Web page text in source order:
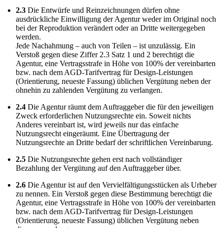
2.3 Die Entwürfe und Reinzeichnungen dürfen ohne
ausdrückliche Einwilligung der Agentur weder im Original noch
bei der Reproduktion verändert oder an Dritte weitergegeben
werden.
Jede Nachahmung – auch von Teilen – ist unzulässig. Ein
Verstoß gegen diese Ziffer 2.3 Satz 1 und 2 berechtigt die
Agentur, eine Vertragsstrafe in Höhe von 100% der vereinbarten
bzw. nach dem AGD-Tarifvertrag für Design-Leistungen
(Orientierung, neueste Fassung) üblichen Vergütung neben der
ohnehin zu zahlenden Vergütung zu verlangen.
2.4 Die Agentur räumt dem Auftraggeber die für den jeweiligen
Zweck erforderlichen Nutzungsrechte ein. Soweit nichts
Anderes vereinbart ist, wird jeweils nur das einfache
Nutzungsrecht eingeräumt. Eine Übertragung der
Nutzungsrechte an Dritte bedarf der schriftlichen Vereinbarung.
2.5 Die Nutzungsrechte gehen erst nach vollständiger
Bezahlung der Vergütung auf den Auftraggeber über.
2.6 Die Agentur ist auf den Vervielfältigungsstücken als Urheber
zu nennen. Ein Verstoß gegen diese Bestimmung berechtigt die
Agentur, eine Vertragsstrafe in Höhe von 100% der vereinbarten
bzw. nach dem AGD-Tarifvertrag für Design-Leistungen
(Orientierung, neueste Fassung) üblichen Vergütung neben